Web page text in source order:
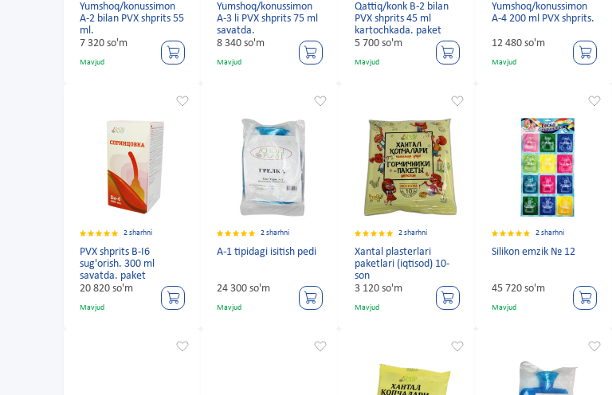
Yumshoq/konussimon
A-2 bilan PVX shprits 55
ml.
7 320 so'm
Mavjud
Yumshoq/konussimon
A-3 li PVX shprits 75 ml
savatda.
8 340 so'm
Mavjud
Qattiq/konk B-2 bilan
PVX shprits 45 ml
kartochkada. paket
5 700 so'm
Mavjud
Yumshoq/konussimon
A-4 200 ml PVX shprits.
12 480 so'm
Mavjud
2 sharhni
PVX shprits B-I6
sug'orish. 300 ml
savatda. paket
20 820 so'm
Mavjud
2 sharhni
A-1 tipidagi isitish pedi
24 300 so'm
Mavjud
2 sharhni
Xantal plasterlari
paketlari (iqtisod) 10-
son
3 120 so'm
Mavjud
2 sharhni
Silikon emzik № 12
45 720 so'm
Mavjud